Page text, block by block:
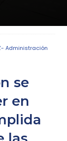
Administración
se
en